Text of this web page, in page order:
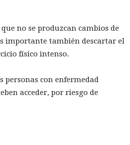
no se produzcan cambios de
importante también descartar el
físico intenso.
personas con enfermedad
acceder, por riesgo de